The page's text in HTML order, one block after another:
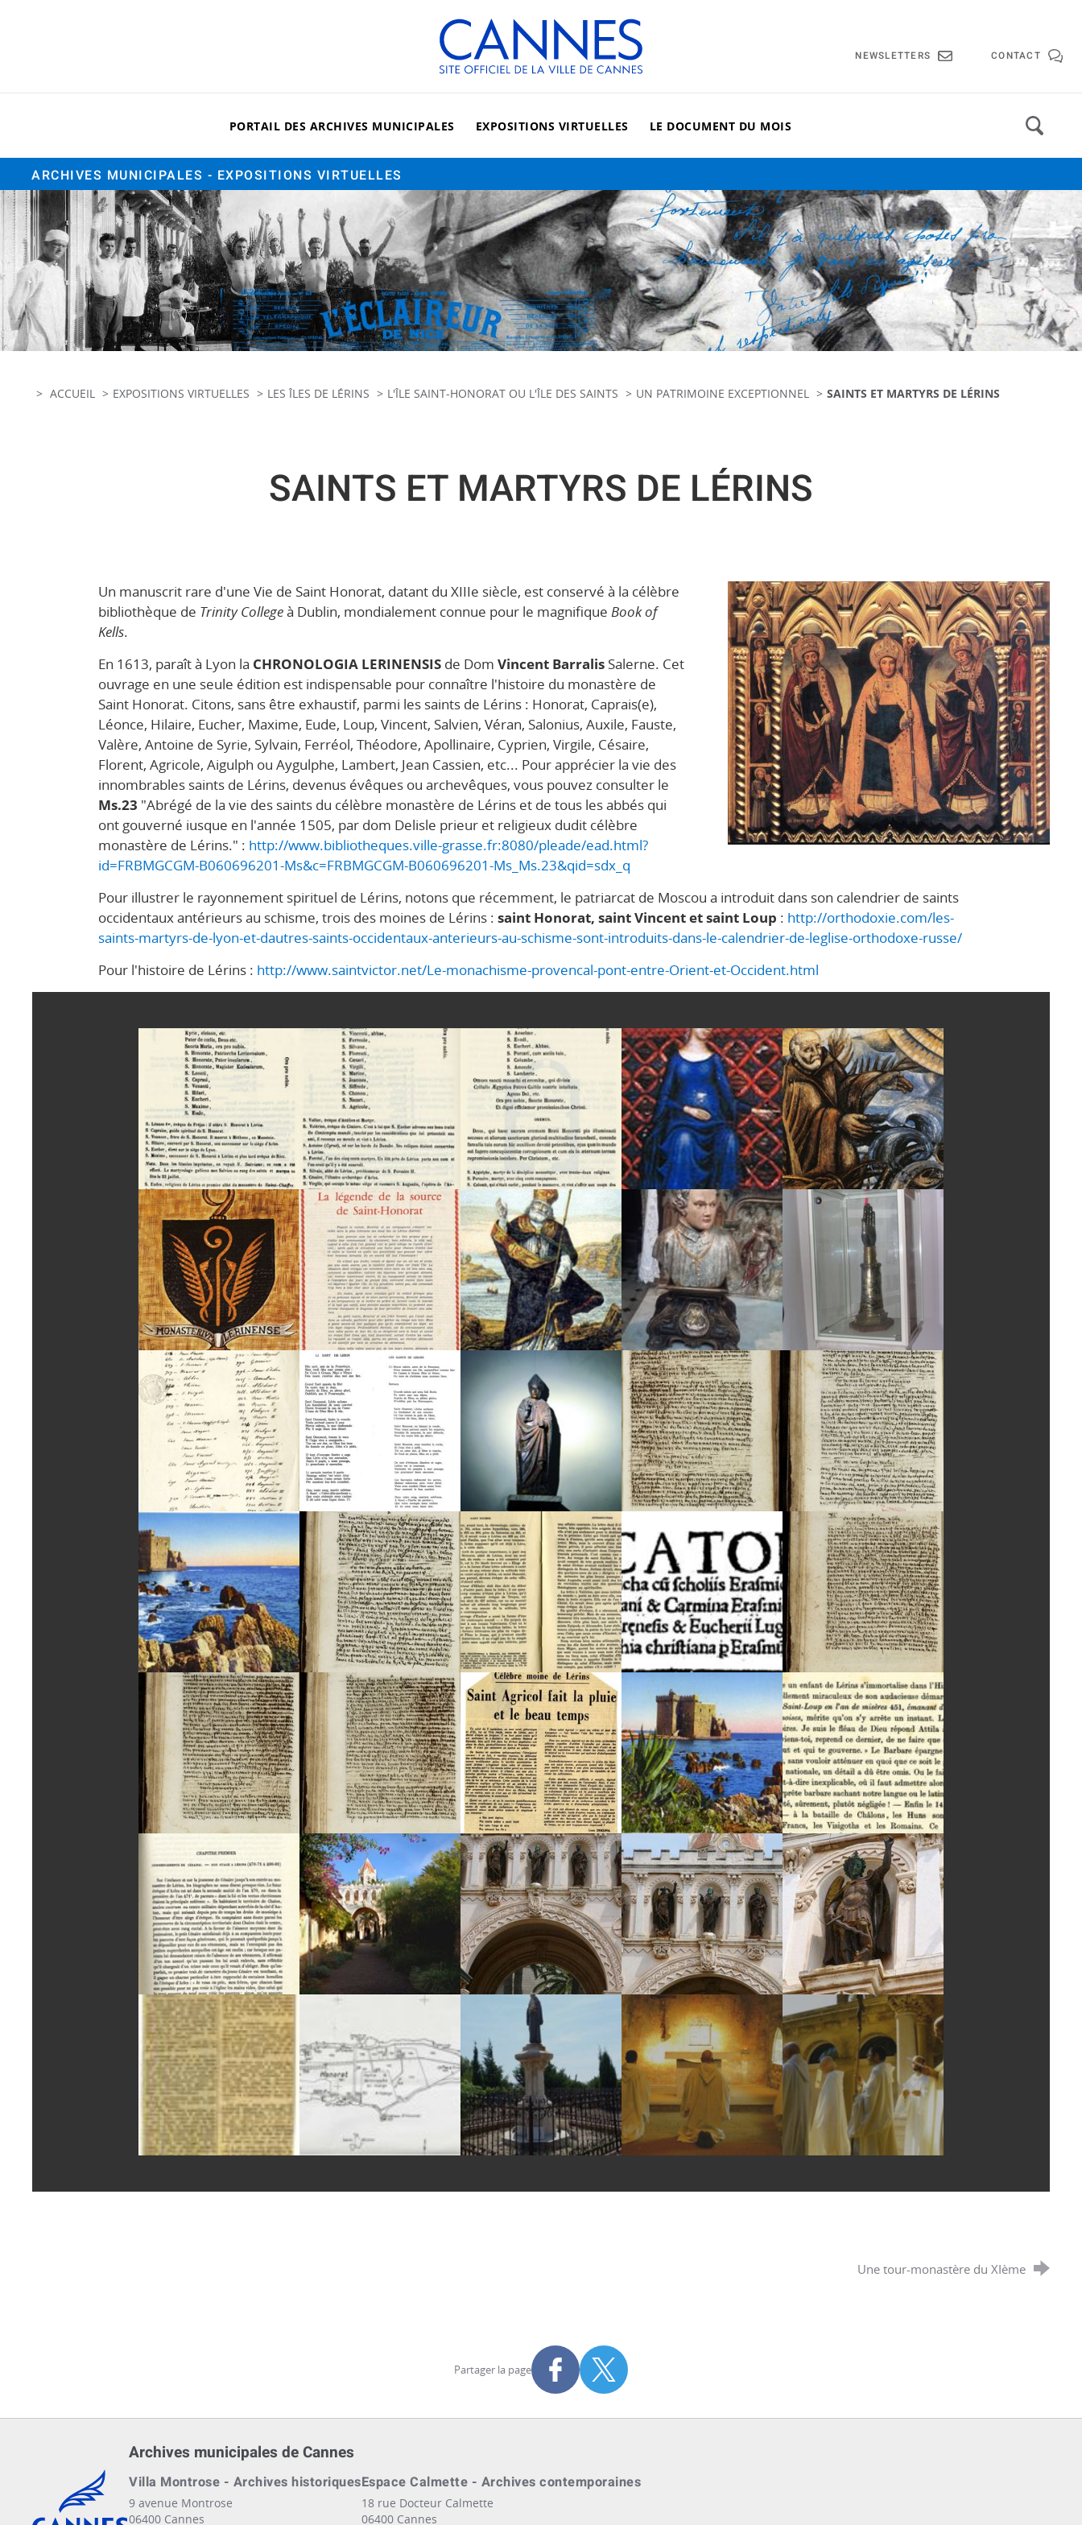
NEWSLETTERS CONTACT
ARCHIVES MUNICIPALES - EXPOSITIONS VIRTUELLES
PORTAIL DES ARCHIVES MUNICIPALES EXPOSITIONS VIRTUELLES LE DOCUMENT DU MOIS
ACCUEIL EXPOSITIONS VIRTUELLES LES ÎLES DE LÉRINS L'ÎLE SAINT-HONORAT OU L'ÎLE DES SAINTS UN PATRIMOINE EXCEPTIONNEL SAINTS ET MARTYRS DE LÉRINS
SAINTS ET MARTYRS DE LÉRINS
Un manuscrit rare d'une Vie de Saint Honorat, datant du XIIIe siècle, est conservé à la célèbre
bibliothèque de Trinity Collegeà Dublin, mondialement connue pour le magnifique Book of
Kells.
En 1613, paraît à Lyon la CHRONOLOGIA LERINENSISde Dom Vincent BarralisSalerne. Cet
ouvrage en une seule édition est indispensable pour connaître l'histoire du monastère de
Saint Honorat. Citons, sans être exhaustif, parmi les saints de Lérins : Honorat, Caprais(e),
Léonce, Hilaire, Eucher, Maxime, Eude, Loup, Vincent, Salvien, Véran, Salonius, Auxile, Fauste,
Valère, Antoine de Syrie, Sylvain, Ferréol, Théodore, Apollinaire, Cyprien, Virgile, Césaire,
Florent, Agricole, Aigulph ou Aygulphe, Lambert, Jean Cassien, etc... Pour apprécier la vie des
innombrables saints de Lérins, devenus évêques ou archevêques, vous pouvez consulter le
Ms.23 "Abrégé de la vie des saints du célèbre monastère de Lérins et de tous les abbés qui
ont gouverné iusque en l'année 1505, par dom Delisle prieur et religieux dudit célèbre
monastère de Lérins." : http://www.bibliotheques.ville-grasse.fr:8080/pleade/ead.html?
id=FRBMGCGM-B060696201-Ms&c=FRBMGCGM-B060696201-Ms_Ms.23&qid=sdx_q
Pour illustrer le rayonnement spirituel de Lérins, notons que récemment, le patriarcat de Moscou a introduit dans son calendrier de saints
occidentaux antérieurs au schisme, trois des moines de Lérins : saint Honorat, saint Vincent et saint Loup : http://orthodoxie.com/les-
saints-martyrs-de-lyon-et-dautres-saints-occidentaux-anterieurs-au-schisme-sont-introduits-dans-le-calendrier-de-leglise-orthodoxe-russe/
Pour l'histoire de Lérins : http://www.saintvictor.net/Le-monachisme-provencal-pont-entre-Orient-et-Occident.html
Une tour-monastère du XIème
Partager la page
Partager sur Facebook
Partager sur X
Cannes, Côte d'Azur, France
Archives municipales de Cannes
Villa Montrose - Archives historiques
9 avenue Montrose
06400 Cannes
Espace Calmette - Archives contemporaines
18 rue Docteur Calmette
06400 Cannes